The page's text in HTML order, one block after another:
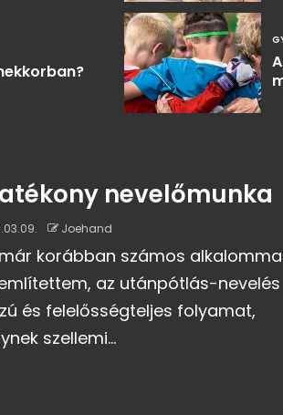
nevelőmunka
Joehand
korábban számos
az utánpótlás-nevelés
és felelősségteljes folyamat,
szellemi...